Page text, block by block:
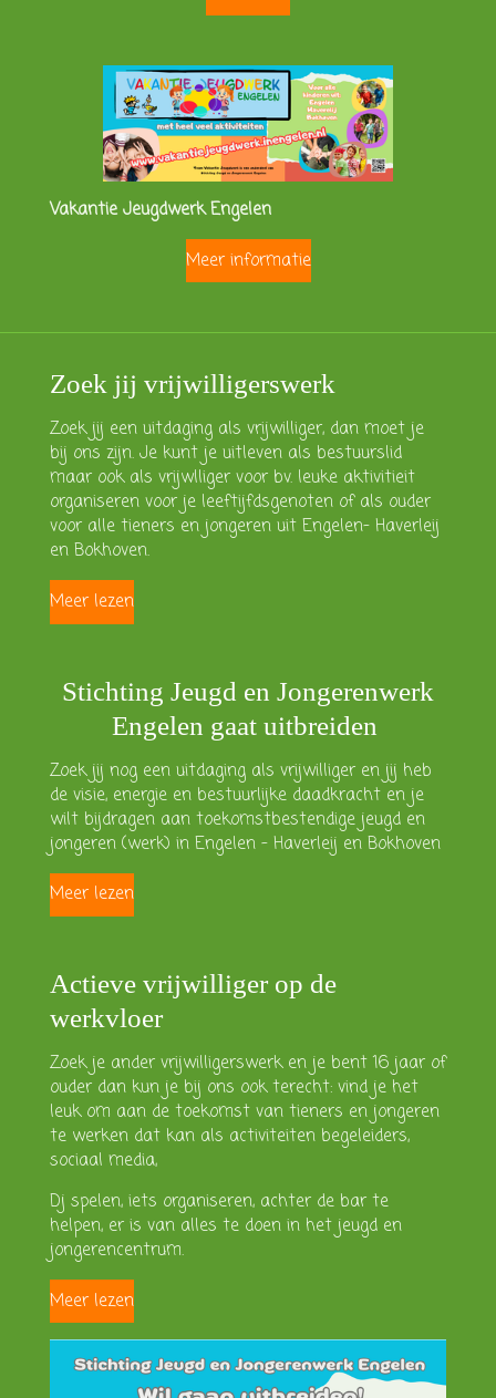
Vakantie Jeugdwerk Engelen
Meer informatie
Zoek jij vrijwilligerswerk
Zoek jij een uitdaging als vrijwilliger, dan moet je
bij ons zijn. Je kunt je uitleven als bestuurslid
maar ook als vrijwlliger voor bv. leuke aktivitieit
organiseren voor je leeftijfdsgenoten of als ouder
voor alle tieners en jongeren uit Engelen- Haverleij
en Bokhoven.
Meer lezen
Stichting Jeugd en Jongerenwerk
Engelen gaat uitbreiden
Zoek jij nog een uitdaging als vrijwilliger en jij heb
de visie, energie en bestuurlijke daadkracht en je
wilt bijdragen aan toekomstbestendige jeugd en
jongeren (werk) in Engelen - Haverleij en Bokhoven
Meer lezen
Actieve vrijwilliger op de
werkvloer
Zoek je ander vrijwilligerswerk en je bent 16 jaar of
ouder dan kun je bij ons ook terecht: vind je het
leuk om aan de toekomst van tieners en jongeren
te werken dat kan als activiteiten begeleiders,
sociaal media,
Dj spelen, iets organiseren, achter de bar te
helpen, er is van alles te doen in het jeugd en
jongerencentrum.
Meer lezen